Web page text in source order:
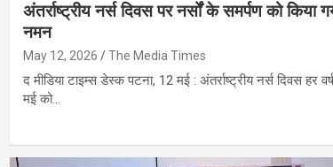
अंतर्राष्ट्रीय नर्स दिवस पर नर्सों के समर्पण को किया
नमन
May 12, 2026 The Media Times
द मीडिया टाइम्स डेस्क पटना, 12 मई : अंतर्राष्ट्रीय नर्स दिवस हर
मई को…